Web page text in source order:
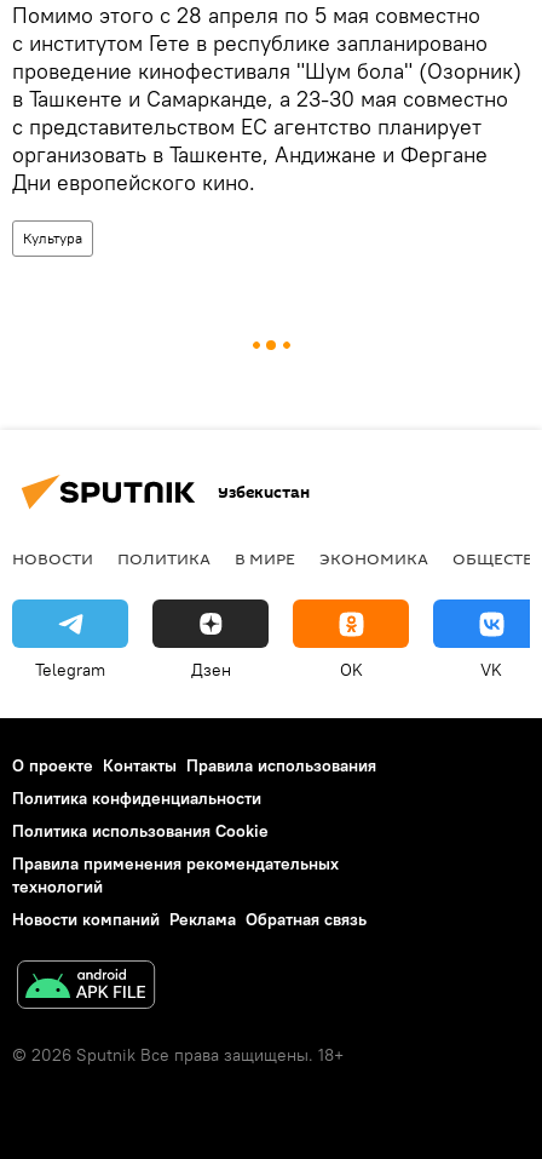
Помимо этого с 28 апреля по 5 мая совместно
с институтом Гете в республике запланировано
проведение кинофестиваля "Шум бола" (Озорник)
в Ташкенте и Самарканде, а 23-30 мая совместно
с представительством ЕС агентство планирует
организовать в Ташкенте, Андижане и Фергане
Дни европейского кино.
Культура
Узбекистан
НОВОСТИ ПОЛИТИКА В МИРЕ ЭКОНОМИКА
Telegram Дзен OK VK
О проекте Контакты Правила использования
Политика конфиденциальности
Политика использования Cookie
Правила применения рекомендательных
технологий
Новости компаний Реклама Обратная связь
© 2026 Sputnik Все права защищены. 18+